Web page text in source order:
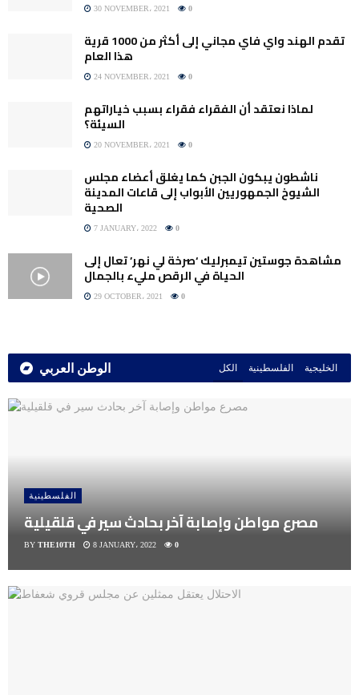
30 NOVEMBER، 2021 0
تقدم الهند واي فاي مجاني إلى أكثر من 1000 قرية
هذا العام
24 NOVEMBER، 2021 0
لماذا نعتقد أن الفقراء فقراء بسبب خياراتهم
السيئة؟
20 NOVEMBER، 2021 0
ناشطون يبكون الجبن كما يغلق أعضاء مجلس
الشيوخ الجمهوريين الأبواب إلى قاعات المدينة
الصحية
7 JANUARY، 2022 0
مشاهدة جوستين تيمبرليك ‘صرخة لي نهر’ تعال إلى
الحياة في الرقص مليء بالجمال
29 OCTOBER، 2021 0
الوطن العربي الكل الفلسطينية الخليجية
الفلسطينية
مصرع مواطن وإصابة آخر بحادث سير في قلقيلية
BY THE10TH 8 JANUARY، 2022 0